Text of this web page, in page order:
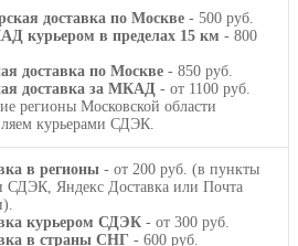
доставка по Москве - 500 руб.
курьером в пределах 15 км - 800
доставка по Москве - 850 руб.
доставка за МКАД - от 1100 руб.
регионы Московской области
курьерами СДЭК.
в регионы - от 200 руб. (в пункты
СДЭК, Яндекс Доставка или Почта
курьером СДЭК - от 300 руб.
в страны СНГ - 600 руб.